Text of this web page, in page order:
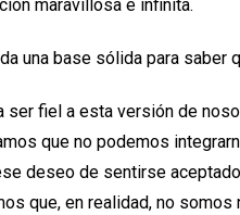
maravillosa e infinita.
una base sólida para
ser fiel a esta versión de
que no podemos
deseo de sentirse
que, en realidad, no